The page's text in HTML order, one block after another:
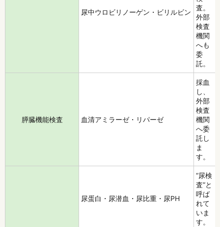
尿中ウロビリノーゲン・ビリルビン
査。
外部
検査
機関
へも
委
託。
膵臓機能検査 血清アミラーゼ・リパーゼ
採血
し、
外部
検査
機関
へ委
託し
ま
す。
尿蛋白・尿潜血・尿比重・尿PH
“尿検
査”と
呼ば
れて
いま
す。